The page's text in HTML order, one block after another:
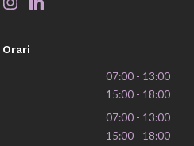
Orari
07:00 - 13:00
15:00 - 18:00
07:00 - 13:00
15:00 - 18:00